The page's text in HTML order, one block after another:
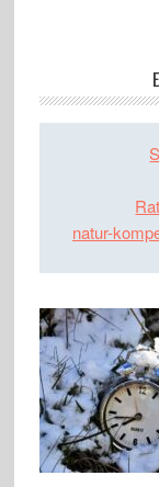
natur-